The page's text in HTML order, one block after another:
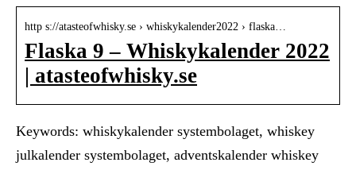
http s://atasteofwhisky.se › whiskykalender2022 › flaska…
Flaska 9 – Whiskykalender 2022
| atasteofwhisky.se
Keywords: whiskykalender systembolaget, whiskey
julkalender systembolaget, adventskalender whiskey